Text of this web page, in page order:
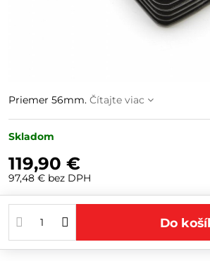
Priemer 56mm. Čítajte viac
Skladom
119,90 €
97,48 € bez DPH
Do